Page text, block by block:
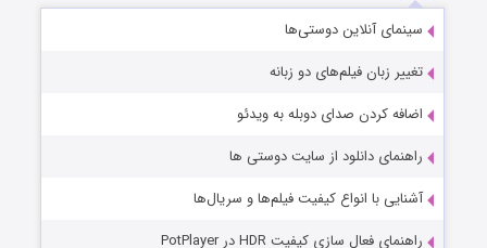
سینمای آنلاین دوستی‌ها
تغییر زبان فیلم‌های دو زبانه
اضافه کردن صدای دوبله به ویدئو
راهنمای دانلود از سایت دوستی ها
آشنایی با انواع کیفیت فیلم‌ها و سریال‌ها
راهنمای فعال سازی کیفیت HDR در PotPlayer